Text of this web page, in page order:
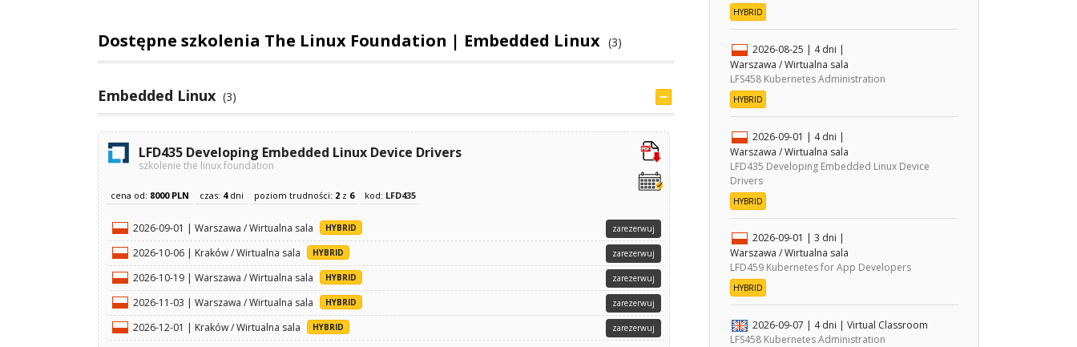
Dostępne szkolenia The Linux Foundation | Embedded Linux (3)
Embedded Linux (3)
LFD435 Developing Embedded Linux Device Drivers
szkolenie the linux foundation
cena od: 8000 PLN czas: 4dni poziom trudności: 2 z 6 kod: LFD435
2026-09-01 | Warszawa / Wirtualna sala HYBRID zarezerwuj
2026-10-06 | Kraków / Wirtualna sala HYBRID zarezerwuj
2026-10-19 | Warszawa / Wirtualna sala HYBRID zarezerwuj
2026-11-03 | Warszawa / Wirtualna sala HYBRID zarezerwuj
2026-12-01 | Kraków / Wirtualna sala HYBRID zarezerwuj
HYBRID
2026-08-25 | 4 dni |
Warszawa / Wirtualna sala
LFS458 Kubernetes Administration
HYBRID
2026-09-01 | 4 dni |
Warszawa / Wirtualna sala
LFD435 Developing Embedded Linux Device
Drivers
HYBRID
2026-09-01 | 3 dni |
Warszawa / Wirtualna sala
LFD459 Kubernetes for App Developers
HYBRID
2026-09-07 | 4 dni | Virtual Classroom
LFS458 Kubernetes Administration